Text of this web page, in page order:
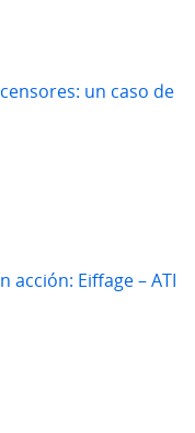
un caso de
acción: Eiffage – ATI